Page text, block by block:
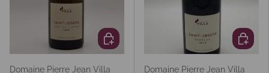
Domaine Pierre Jean Villa
In den Warenkorb
Domaine Pierre Jean Villa
In den